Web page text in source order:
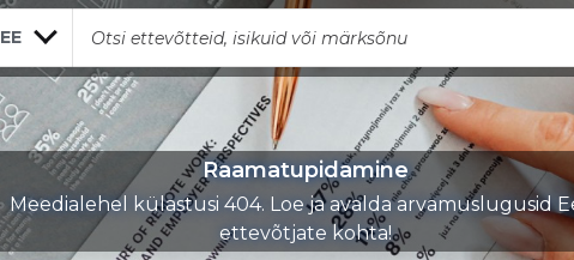
EE
Raamatupidamine
Meedialehel külastusi 404. Loe ja avalda arvamuslugusid
ettevõtjate kohta!